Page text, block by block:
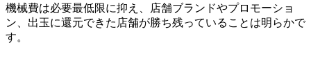
機械費は必要最低限に抑え、店舗ブランドやプロモーショ
ン、出玉に還元できた店舗が勝ち残っていることは明らかで
す。